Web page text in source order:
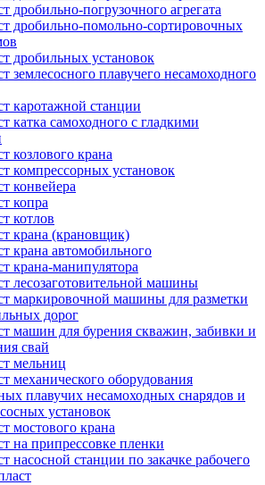
дробильно-погрузочного агрегата
дробильно-помольно-сортировочных
дробильных установок
землесосного плавучего несамоходного
каротажной станции
катка самоходного с гладкими
козлового крана
компрессорных установок
конвейера
копра
котлов
крана (крановщик)
крана автомобильного
крана-манипулятора
лесозаготовительной машины
маркировочной машины для разметки
дорог
машин для бурения скважин, забивки и
свай
мельниц
механического оборудования
плавучих несамоходных снарядов и
установок
мостового крана
на припрессовке пленки
насосной станции по закачке рабочего